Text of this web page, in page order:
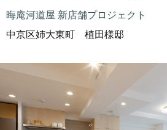
晦庵河道屋 新店舗プロジェクト
中京区姉大東町 植田様邸